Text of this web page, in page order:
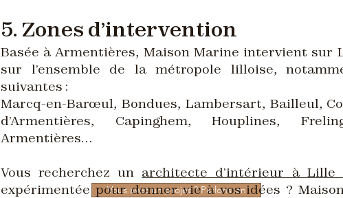
Vous avez un projet ? Parlons-en
5. Zones d’intervention
Basée à Armentières, Maison Marine intervient sur
sur l’ensemble de la métropole lilloise,
suivantes :
Marcq-en-Barœul, Bondues, Lambersart, Bailleul,
d’Armentières, Capinghem, Houplines,
Armentières…
Vous recherchez un architecte d’intérieur à Lille
expérimentée pour donner vie à vos idées ?